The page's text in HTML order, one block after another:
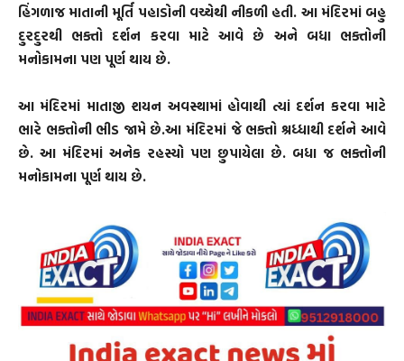
હિંગળાજ માતાની મૂર્તિ પહાડોની વચ્ચેથી નીકળી હતી. આ મંદિરમાં બહુ
દુરદુરથી ભક્તો દર્શન કરવા માટે આવે છે અને બધા ભક્તોની
મનોકામના પણ પૂર્ણ થાય છે.
આ મંદિરમાં માતાજી શયન અવસ્થામાં હોવાથી ત્યાં દર્શન કરવા માટે
ભારે ભક્તોની ભીડ જામે છે.આ મંદિરમાં જે ભક્તો શ્રધ્ધાથી દર્શને આવે
છે. આ મંદિરમાં અનેક રહસ્યો પણ છુપાયેલા છે. બધા જ ભક્તોની
મનોકામના પૂર્ણ થાય છે.